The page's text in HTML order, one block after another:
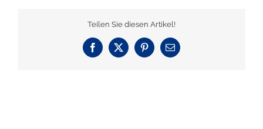
Teilen Sie diesen Artikel!
Facebook
X PinterestE-
Mail